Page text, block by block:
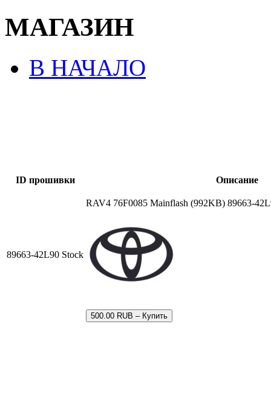
МАГАЗИН
В НАЧАЛО
ID прошивки Описание
89663-42L90 Stock
RAV4 76F0085 Mainflash (992KB) 89663-
500.00 RUB – Купить